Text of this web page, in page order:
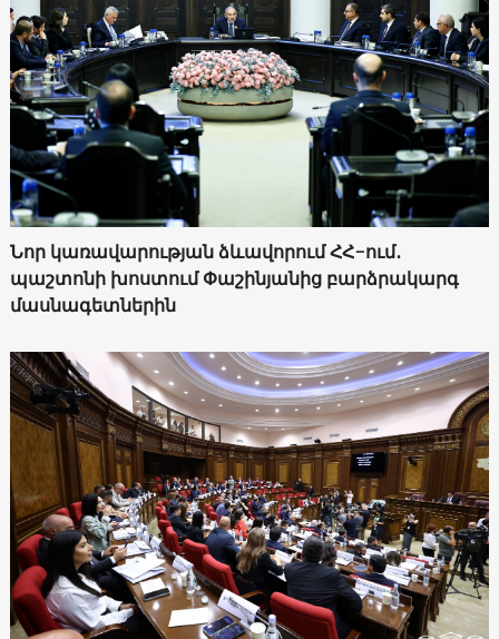
Նոր կառավարության ձևավորում ՀՀ-ում․
պաշտոնի խոստում Փաշինյանից բարձրակարգ
մասնագետներին